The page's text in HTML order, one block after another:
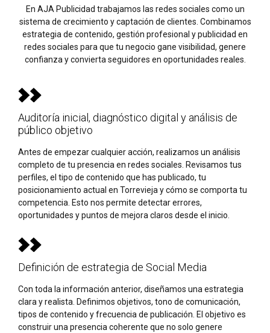
En AJA Publicidad trabajamos las redes sociales como un
sistema de crecimiento y captación de clientes. Combinamos
estrategia de contenido, gestión profesional y publicidad en
redes sociales para que tu negocio gane visibilidad, genere
confianza y convierta seguidores en oportunidades reales.
Auditoría inicial, diagnóstico digital y análisis de
público objetivo
Antes de empezar cualquier acción, realizamos un análisis
completo de tu presencia en redes sociales. Revisamos tus
perfiles, el tipo de contenido que has publicado, tu
posicionamiento actual en Torrevieja y cómo se comporta tu
competencia. Esto nos permite detectar errores,
oportunidades y puntos de mejora claros desde el inicio.
Definición de estrategia de Social Media
Con toda la información anterior, diseñamos una estrategia
clara y realista. Definimos objetivos, tono de comunicación,
tipos de contenido y frecuencia de publicación. El objetivo es
construir una presencia coherente que no solo genere